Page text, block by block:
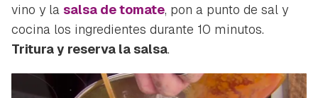
vino y la salsa de tomate, pon a punto de sal y
cocina los ingredientes durante 10 minutos.
Tritura y reserva la salsa.